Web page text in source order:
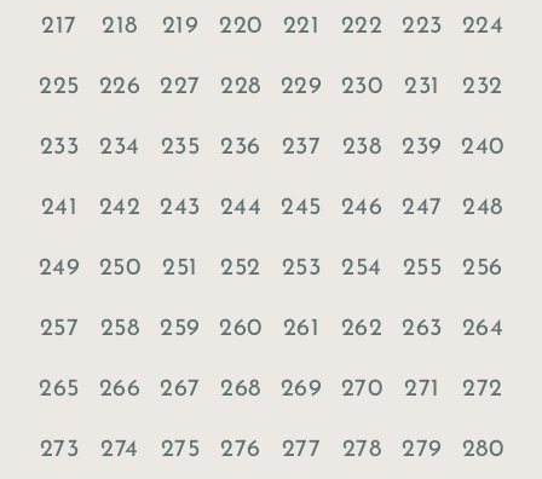
217 218 219 220 221 222 223 224
225 226 227 228 229 230 231 232
233 234 235 236 237 238 239 240
241 242 243 244 245 246 247 248
249 250 251 252 253 254 255 256
257 258 259 260 261 262 263 264
265 266 267 268 269 270 271 272
273 274 275 276 277 278 279 280